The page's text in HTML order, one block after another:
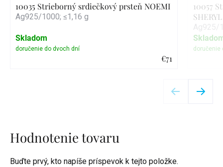
10035 Strieborný srdiečkový prsteň NOEMI
Ag925/1000; ≤1,16 g
€71
Skladom
10057
SHERYL
Hodnotenie tovaru
Buďte prvý, kto napíše príspevok k tejto položke.